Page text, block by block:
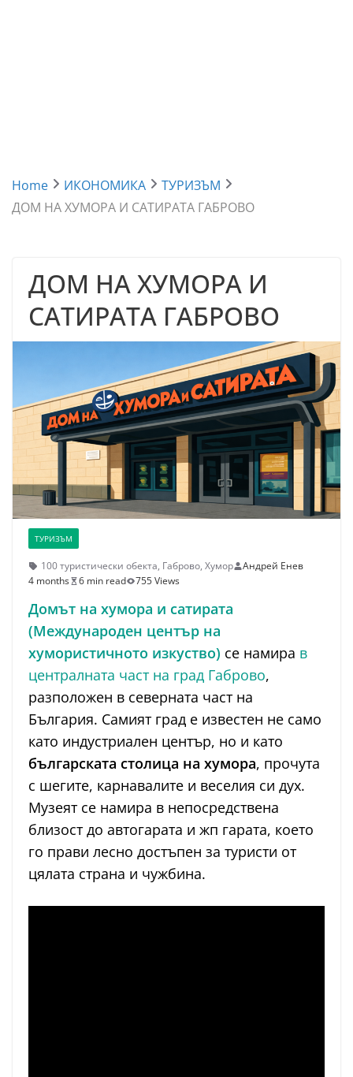
Home ИКОНОМИКА
ТУРИЗЪМ
ДОМ НА ХУМОРА И САТИРАТА ГАБРОВО
ДОМ НА ХУМОРА И
САТИРАТА ГАБРОВО
ТУРИЗЪМ
100 туристически обекта, Габрово, Хумор
Андрей Енев
4 months
6 min read 755 Views
Домът на хумора и сатирата
(Международен център на
хумористичното изкуство) се намира в
централната част на град Габрово,
разположен в северната част на
България. Самият град е известен не само
като индустриален център, но и като
българската столица на хумора, прочута
с шегите, карнавалите и веселия си дух.
Музеят се намира в непосредствена
близост до автогарата и жп гарата, което
го прави лесно достъпен за туристи от
цялата страна и чужбина.